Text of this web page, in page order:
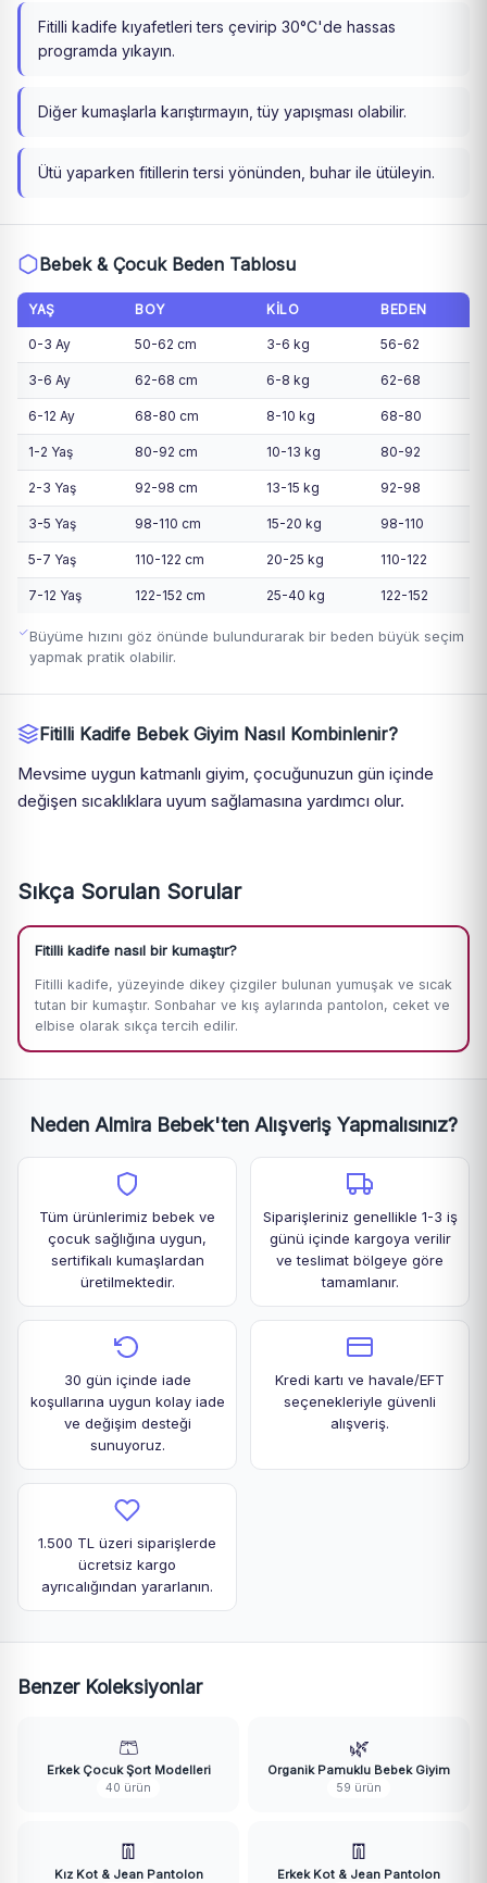
Fitilli kadife kıyafetleri ters çevirip 30°C'de hassas
programda yıkayın.
Diğer kumaşlarla karıştırmayın, tüy yapışması olabilir.
Ütü yaparken fitillerin tersi yönünden, buhar ile ütüleyin.
Bebek & Çocuk Beden Tablosu
YAŞ BOY KILO BEDEN
0-3 Ay 50-62 cm 3-6 kg 56-62
3-6 Ay 62-68 cm 6-8 kg 62-68
6-12 Ay 68-80 cm 8-10 kg 68-80
1-2 Yaş 80-92 cm 10-13 kg 80-92
2-3 Yaş 92-98 cm 13-15 kg 92-98
3-5 Yaş 98-110 cm 15-20 kg 98-110
5-7 Yaş 110-122 cm 20-25 kg 110-122
7-12 Yaş 122-152 cm 25-40 kg 122-152
Büyüme hızını göz önünde bulundurarak bir beden büyük seçim
yapmak pratik olabilir.
Fitilli Kadife Bebek Giyim Nasıl Kombinlenir?
Mevsime uygun katmanlı giyim, çocuğunuzun gün içinde
değişen sıcaklıklara uyum sağlamasına yardımcı olur.
Sıkça Sorulan Sorular
Fitilli kadife nasıl bir kumaştır?
Fitilli kadife, yüzeyinde dikey çizgiler bulunan yumuşak ve sıcak
tutan bir kumaştır. Sonbahar ve kış aylarında pantolon, ceket ve
elbise olarak sıkça tercih edilir.
Neden Almira Bebek'ten Alışveriş Yapmalısınız?
Tüm ürünlerimiz bebek ve
çocuk sağlığına uygun,
sertifikalı kumaşlardan
üretilmektedir.
Siparişleriniz genellikle 1-3 iş
günü içinde kargoya verilir
ve teslimat bölgeye göre
tamamlanır.
30 gün içinde iade
koşullarına uygun kolay iade
ve değişim desteği
sunuyoruz.
Kredi kartı ve havale/EFT
seçenekleriyle güvenli
alışveriş.
1.500 TL üzeri siparişlerde
ücretsiz kargo
ayrıcalığından yararlanın.
Benzer Koleksiyonlar
🩳
Erkek Çocuk Şort Modelleri
40 ürün
🌿
Organik Pamuklu Bebek Giyim
59 ürün
👖
Kız Kot & Jean Pantolon
👖
Erkek Kot & Jean Pantolon